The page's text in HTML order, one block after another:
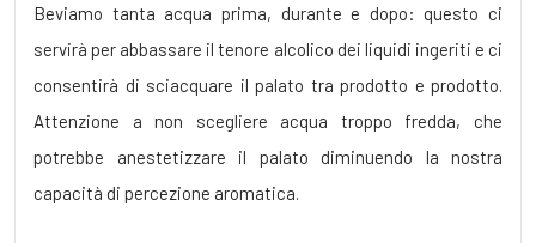
Beviamo tanta acqua prima, durante e dopo: questo ci
servirà per abbassare il tenore alcolico dei liquidi ingeriti e ci
consentirà di sciacquare il palato tra prodotto e prodotto.
Attenzione a non scegliere acqua troppo fredda, che
potrebbe anestetizzare il palato diminuendo la nostra
capacità di percezione aromatica.